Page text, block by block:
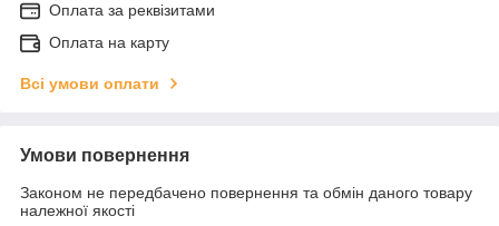
Оплата за реквізитами
Оплата на карту
Всі умови оплати
Умови повернення
Законом не передбачено повернення та обмін даного товару
належної якості